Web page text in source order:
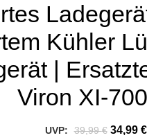
Kühler
|
Viron XI-
UVP: 39,99€ 34,99 €